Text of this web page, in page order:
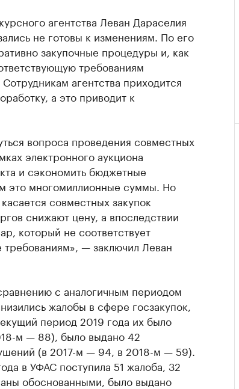
агентства Леван Дараселия
не готовы к изменениям. По его
закупочные процедуры и, как
требованиям
агентства приходится
а это приводит к
вопроса проведения совместных
электронного аукциона
и сэкономить бюджетные
это многомиллионные суммы. Но
совместных закупок
снижают цену, а впоследствии
который не соответствует
требованиям», — заключил Леван
с аналогичным периодом
жалобы в сфере госзакупок,
период 2019 года их было
м — 88), было выдано 42
(в 2017-м — 94, в 2018-м — 59).
в УФАС поступила 51 жалоба, 32
обоснованными, было выдано